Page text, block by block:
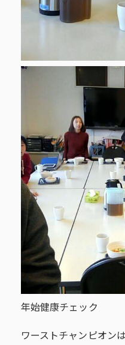
年始健康チェック
ワーストチャンピオンは